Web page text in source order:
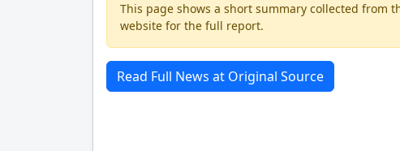
This page shows a short summary collected from
website for the full report.
Read Full News at Original Source